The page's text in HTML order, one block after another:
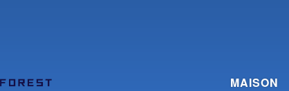
MAISON